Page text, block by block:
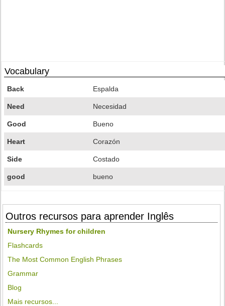
Vocabulary
Back Espalda
Need Necesidad
Good Bueno
Heart Corazón
Side Costado
good bueno
Outros recursos para aprender Inglês
Nursery Rhymes for children
Flashcards
The Most Common English Phrases
Grammar
Blog
Mais recursos...